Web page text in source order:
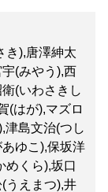
き),唐澤紳太
(みやう),西
(いわさきし
(はが),マズロ
津島文治(つし
ゆこ),保坂洋
めくら),坂口
うえまつ),井